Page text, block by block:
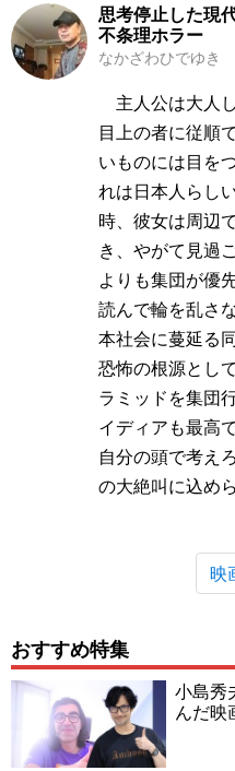
思考停止した現
不条理ホラー
なかざわひでゆき
主人公は大人
目上の者に従順
いものには目を
れは日本人らし
時、彼女は周辺
き、やがて見過
よりも集団が優
読んで輪を乱さ
本社会に蔓延る
恐怖の根源とし
ラミッドを集団
イディアも最高
自分の頭で考え
の大絶叫に込め
映
おすすめ特集
小島秀
んだ映